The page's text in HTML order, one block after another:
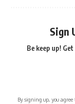
Sign
Be keep up!
By signing up, you